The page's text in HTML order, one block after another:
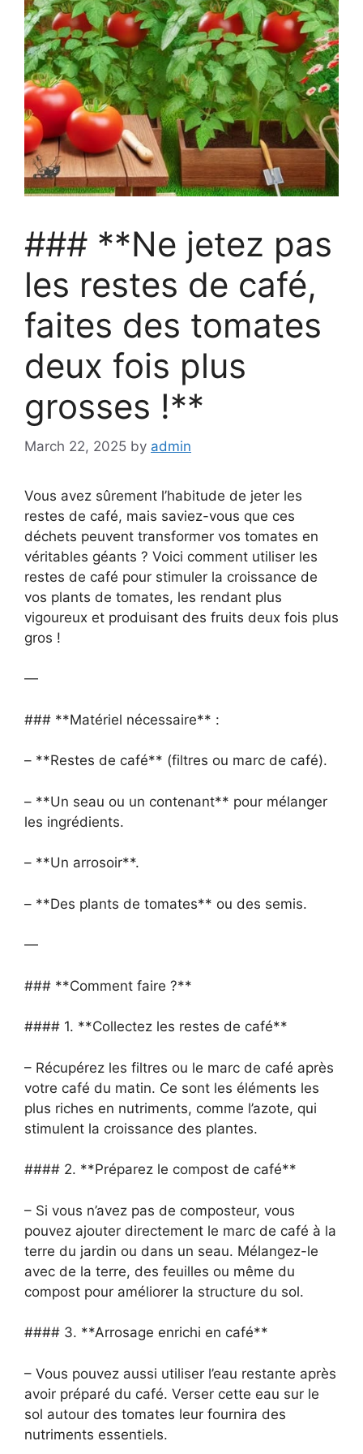
### **Ne jetez pas
les restes de café,
faites des tomates
deux fois plus
grosses !**
March 22, 2025 by admin
Vous avez sûrement l’habitude de jeter les
restes de café, mais saviez-vous que ces
déchets peuvent transformer vos tomates en
véritables géants ? Voici comment utiliser les
restes de café pour stimuler la croissance de
vos plants de tomates, les rendant plus
vigoureux et produisant des fruits deux fois plus
gros !
—
### **Matériel nécessaire** :
– **Restes de café** (filtres ou marc de café).
– **Un seau ou un contenant** pour mélanger
les ingrédients.
– **Un arrosoir**.
– **Des plants de tomates** ou des semis.
—
### **Comment faire ?**
#### 1. **Collectez les restes de café**
– Récupérez les filtres ou le marc de café après
votre café du matin. Ce sont les éléments les
plus riches en nutriments, comme l’azote, qui
stimulent la croissance des plantes.
#### 2. **Préparez le compost de café**
– Si vous n’avez pas de composteur, vous
pouvez ajouter directement le marc de café à la
terre du jardin ou dans un seau. Mélangez-le
avec de la terre, des feuilles ou même du
compost pour améliorer la structure du sol.
#### 3. **Arrosage enrichi en café**
– Vous pouvez aussi utiliser l’eau restante après
avoir préparé du café. Verser cette eau sur le
sol autour des tomates leur fournira des
nutriments essentiels.